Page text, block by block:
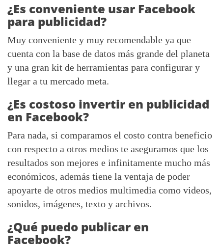
¿Es conveniente usar Facebook
para publicidad?
Muy conveniente y muy recomendable ya que
cuenta con la base de datos más grande del planeta
y una gran kit de herramientas para configurar y
llegar a tu mercado meta.
¿Es costoso invertir en publicidad
en Facebook?
Para nada, si comparamos el costo contra beneficio
con respecto a otros medios te aseguramos que los
resultados son mejores e infinitamente mucho más
económicos, además tiene la ventaja de poder
apoyarte de otros medios multimedia como videos,
sonidos, imágenes, texto y archivos.
¿Qué puedo publicar en
Facebook?